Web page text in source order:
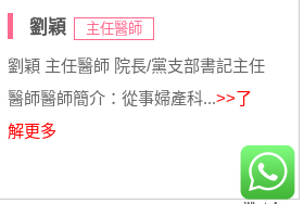
劉穎 主任醫師
劉穎 主任醫師 院長/黨支部書記主任
醫師醫師簡介：從事婦產科...>>了
解更多